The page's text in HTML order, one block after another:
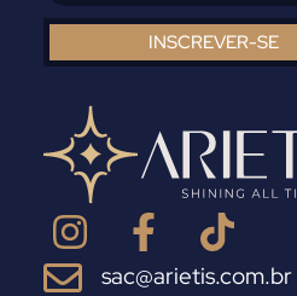
INSCREVER-SE
sac@arietis.com.br